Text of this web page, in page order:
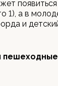
1), а в
и